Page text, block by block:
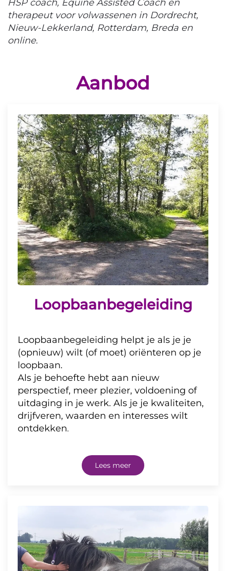
Paardencoaching
mei t/m september
Loopbaanbegeleiding •
(Wandel)Coaching • EMDR •
Cranio
Voor meer balans, welzijn, zelfvertrouwen
een gratis, vrijblijvend,
telefonisch
kennismakingsgesprek
HSP coach, Equine Assisted Coach en
therapeut voor volwassenen in Dordrecht,
Nieuw-Lekkerland, Rotterdam, Breda en
online.
Aanbod
Loopbaanbegeleiding
Loopbaanbegeleiding helpt je als je je
(opnieuw) wilt (of moet) oriënteren op je
loopbaan.
Als je behoefte hebt aan nieuw
perspectief, meer plezier, voldoening of
uitdaging in je werk. Als je je kwaliteiten,
drijfveren, waarden en interesses wilt
ontdekken.
Lees meer